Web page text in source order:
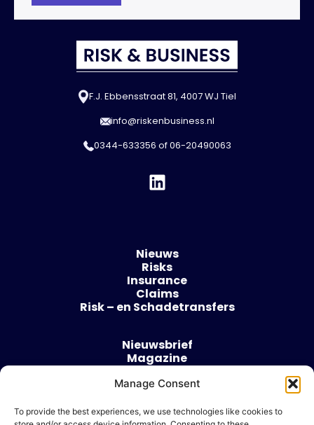
Manage Consent
To provide the best experiences, we use technologies like cookies to
F.J. Ebbensstraat 81, 4007 WJ Tiel
info@riskenbusiness.nl
0344-633356 of06-20490063
Nieuws
Risks
Insurance
Claims
Risk – en Schadetransfers
Nieuwsbrief
Magazine
Over